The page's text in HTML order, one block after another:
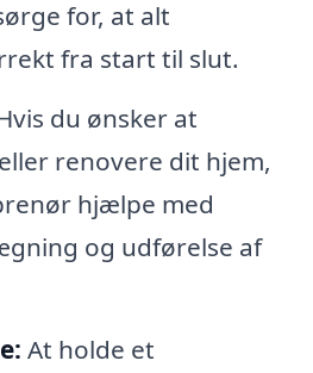
for, at alt
fra start til slut.
du ønsker at
renovere dit hjem,
hjælpe med
og udførelse af
At holde et